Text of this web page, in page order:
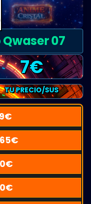
07
7€
TU PRECIO/SUS
€
€
€
€